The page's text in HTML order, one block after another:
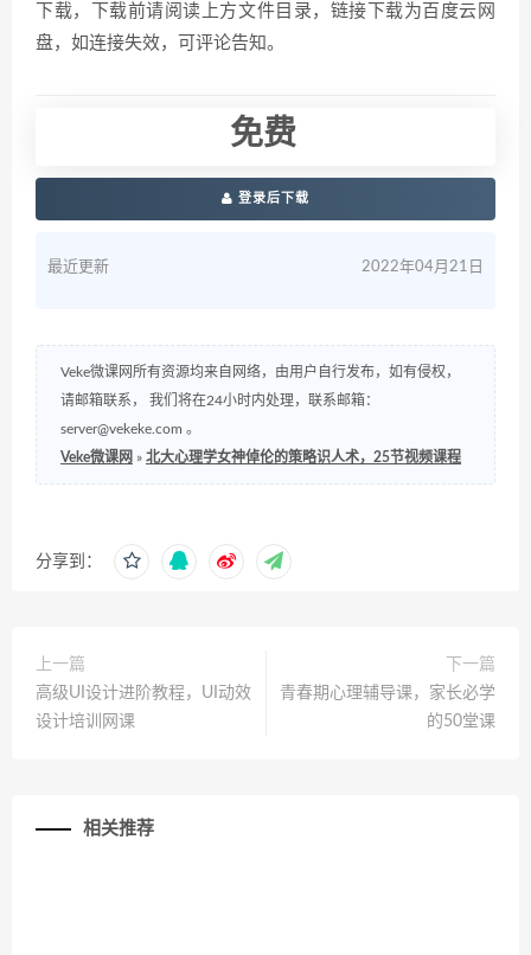
下载，下载前请阅读上方文件目录，链接下载为百度云网
盘，如连接失效，可评论告知。
免费
登录后下载
最近更新 2022年04月21日
Veke微课网所有资源均来自网络，由用户自行发布，如有侵权，
请邮箱联系， 我们将在24小时内处理，联系邮箱：
server@vekeke.com 。
Veke微课网 » 北大心理学女神倬伦的策略识人术，25节视频课程
分享到：
上一篇
高级UI设计进阶教程，UI动效
设计培训网课
下一篇
青春期心理辅导课，家长必学
的50堂课
相关推荐